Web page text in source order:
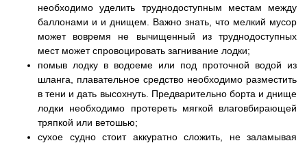
необходимо уделить труднодоступным местам между
баллонами и и днищем. Важно знать, что мелкий мусор
может вовремя не вычищенный из труднодоступных
мест может спровоцировать загнивание лодки;
помыв лодку в водоеме или под проточной водой из
шланга, плавательное средство необходимо разместить
в тени и дать высохнуть. Предварительно борта и днище
лодки необходимо протереть мягкой влаговбирающей
тряпкой или ветошью;
сухое судно стоит аккуратно сложить, не заламывая